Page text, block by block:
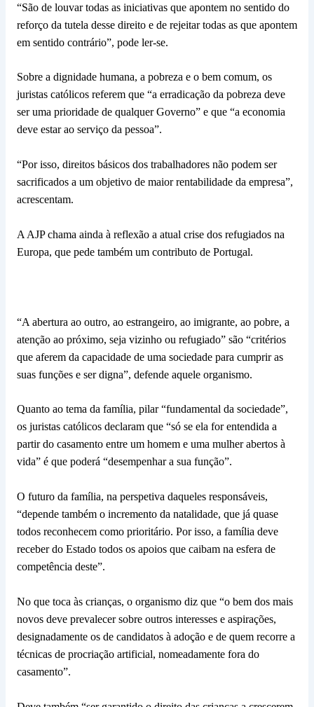
“São de louvar todas as iniciativas que apontem no sentido do
reforço da tutela desse direito e de rejeitar todas as que apontem
em sentido contrário”, pode ler-se.
Sobre a dignidade humana, a pobreza e o bem comum, os
juristas católicos referem que “a erradicação da pobreza deve
ser uma prioridade de qualquer Governo” e que “a economia
deve estar ao serviço da pessoa”.
“Por isso, direitos básicos dos trabalhadores não podem ser
sacrificados a um objetivo de maior rentabilidade da empresa”,
acrescentam.
A AJP chama ainda à reflexão a atual crise dos refugiados na
Europa, que pede também um contributo de Portugal.
“A abertura ao outro, ao estrangeiro, ao imigrante, ao pobre, a
atenção ao próximo, seja vizinho ou refugiado” são “critérios
que aferem da capacidade de uma sociedade para cumprir as
suas funções e ser digna”, defende aquele organismo.
Quanto ao tema da família, pilar “fundamental da sociedade”,
os juristas católicos declaram que “só se ela for entendida a
partir do casamento entre um homem e uma mulher abertos à
vida” é que poderá “desempenhar a sua função”.
O futuro da família, na perspetiva daqueles responsáveis,
“depende também o incremento da natalidade, que já quase
todos reconhecem como prioritário. Por isso, a família deve
receber do Estado todos os apoios que caibam na esfera de
competência deste”.
No que toca às crianças, o organismo diz que “o bem dos mais
novos deve prevalecer sobre outros interesses e aspirações,
designadamente os de candidatos à adoção e de quem recorre a
técnicas de procriação artificial, nomeadamente fora do
casamento”.